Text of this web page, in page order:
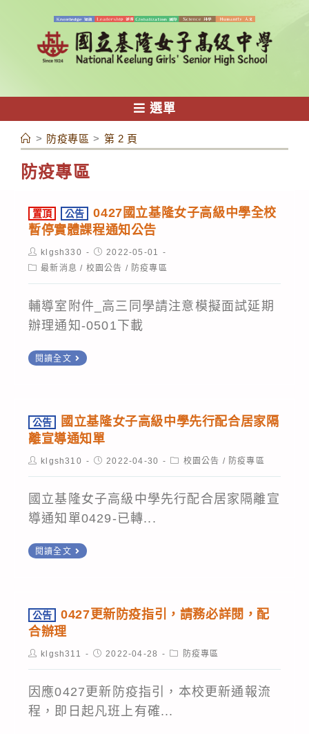
容
選單
防疫專區
> 防疫專區 > 第 2 頁
置頂 公告
0427國立基隆女子高級中學全校
暫停實體課程通知公告
Post
author:
klgsh330
Post
published:
2022-05-01
Post最新消息 / 校園公告 / 防疫專區
輔導室附件_高三同學請注意模擬面試延期
辦理通知-0501下載
閱讀全文
告
0427
基
子
中
全
暫
停
公告
國立基隆女子高級中學先行配合居家隔
離宣導通知單
Postklgsh310
Post2022-04-30
Post校園公告 / 防疫專區
國立基隆女子高級中學先行配合居家隔離宣
導通知單0429-已轉...
閱讀全文
立
子
高
公告
0427更新防疫指引，請務必詳閱，配
合辦理
Postklgsh311
Post2022-04-28
Post防疫專區
因應0427更新防疫指引，本校更新通報流
程，即日起凡班上有確...